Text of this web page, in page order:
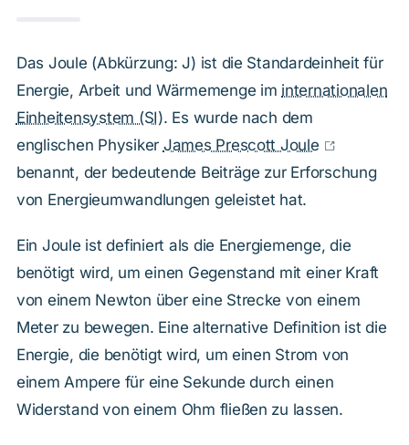
Das Joule (Abkürzung: J) ist die Standardeinheit für
Energie, Arbeit und Wärmemenge im internationalen
Einheitensystem (SI). Es wurde nach dem
englischen Physiker James Prescott Joule
benannt, der bedeutende Beiträge zur Erforschung
von Energieumwandlungen geleistet hat.
Ein Joule ist definiert als die Energiemenge, die
benötigt wird, um einen Gegenstand mit einer Kraft
von einem Newton über eine Strecke von einem
Meter zu bewegen. Eine alternative Definition ist die
Energie, die benötigt wird, um einen Strom von
einem Ampere für eine Sekunde durch einen
Widerstand von einem Ohm fließen zu lassen.